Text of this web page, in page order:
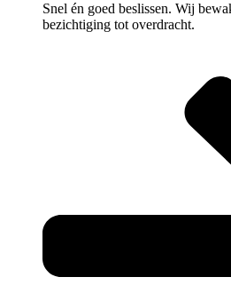
Snel én goed beslissen. Wij
bezichtiging tot overdracht.